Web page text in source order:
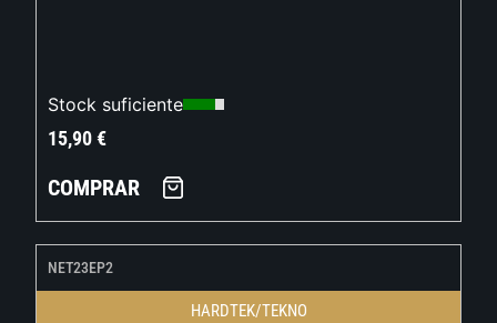
Stock suficiente
15,90€
COMPRAR
NET23EP2
HARDTEK/TEKNO